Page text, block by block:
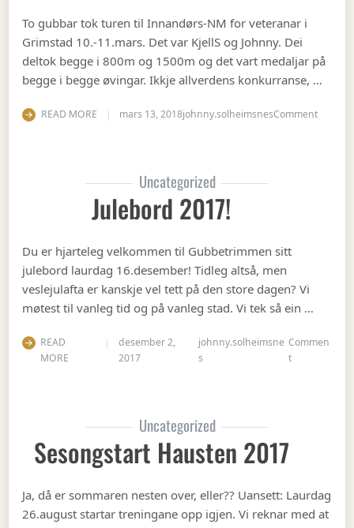
To gubbar tok turen til Innandørs-NM for veteranar i
Grimstad 10.-11.mars. Det var KjellS og Johnny. Dei
deltok begge i 800m og 1500m og det vart medaljar på
begge i begge øvingar. Ikkje allverdens konkurranse, …
READ MORE mars 13, 2018johnny.solheimsnesCommenton
Uncategorized
Julebord 2017!
Du er hjarteleg velkommen til Gubbetrimmen sitt
julebord laurdag 16.desember! Tidleg altså, men
veslejulafta er kanskje vel tett på den store dagen? Vi
møtest til vanleg tid og på vanleg stad. Vi tek så ein …
READ
MORE
desember 2,
2017
johnny.solheimsne
s
Commen
ton Julebord
Uncategorized
Sesongstart Hausten 2017
Ja, då er sommaren nesten over, eller?? Uansett: Laurdag
26.august startar treningane opp igjen. Vi reknar med at